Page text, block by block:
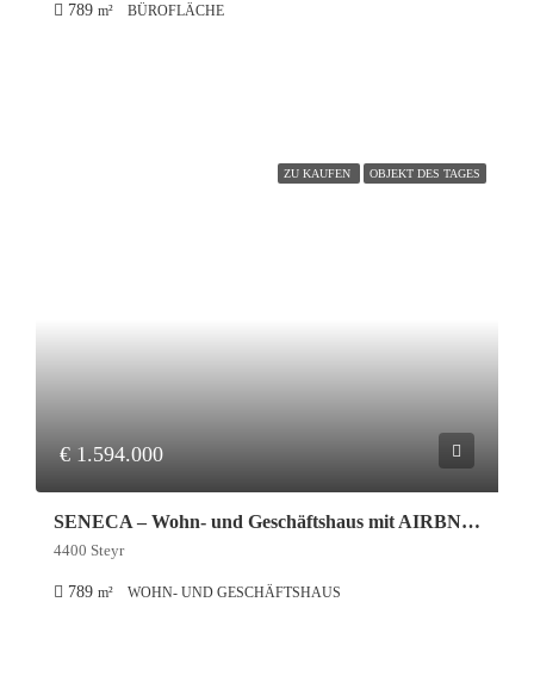
789 m² BÜROFLÄCHE
ZU KAUFEN OBJEKT DES TAGES
€ 1.594.000
SENECA – Wohn- und Geschäftshaus mit AIRBNB-Chance
4400 Steyr
789 m² WOHN- UND GESCHÄFTSHAUS